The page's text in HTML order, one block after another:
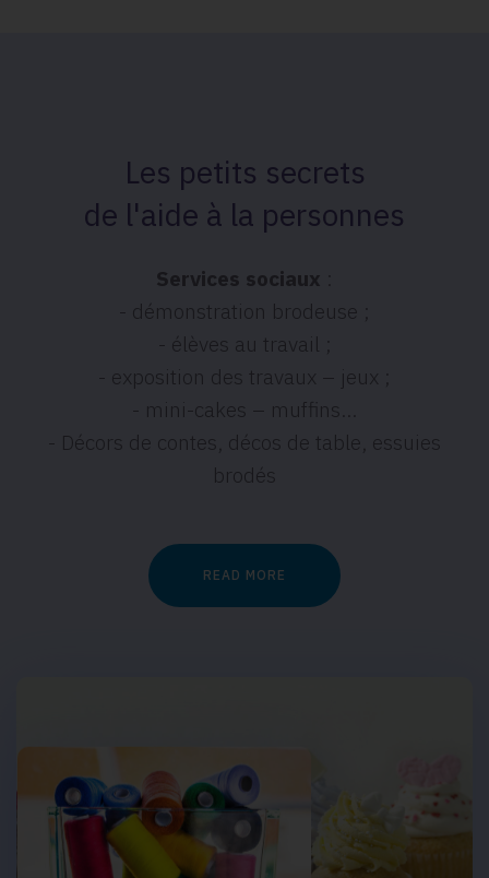
Les petits secrets
de l'aide à la personnes
Services sociaux
- démonstration brodeuse ;
- élèves au travail ;
- exposition des travaux – jeux ;
- mini-cakes – muffins…
- Décors de contes, décos de table, essuies
brodés
READ MORE